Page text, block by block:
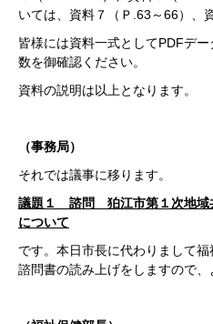
いては、資料７（Ｐ.63～66）、
皆様には資料一式としてPDFデ
数を御確認ください。
資料の説明は以上となります。
（事務局）
それでは議事に移ります。
議題１ 諮問 狛江市第１次地域
について
です。本日市長に代わりまして福
諮問書の読み上げをしますので、